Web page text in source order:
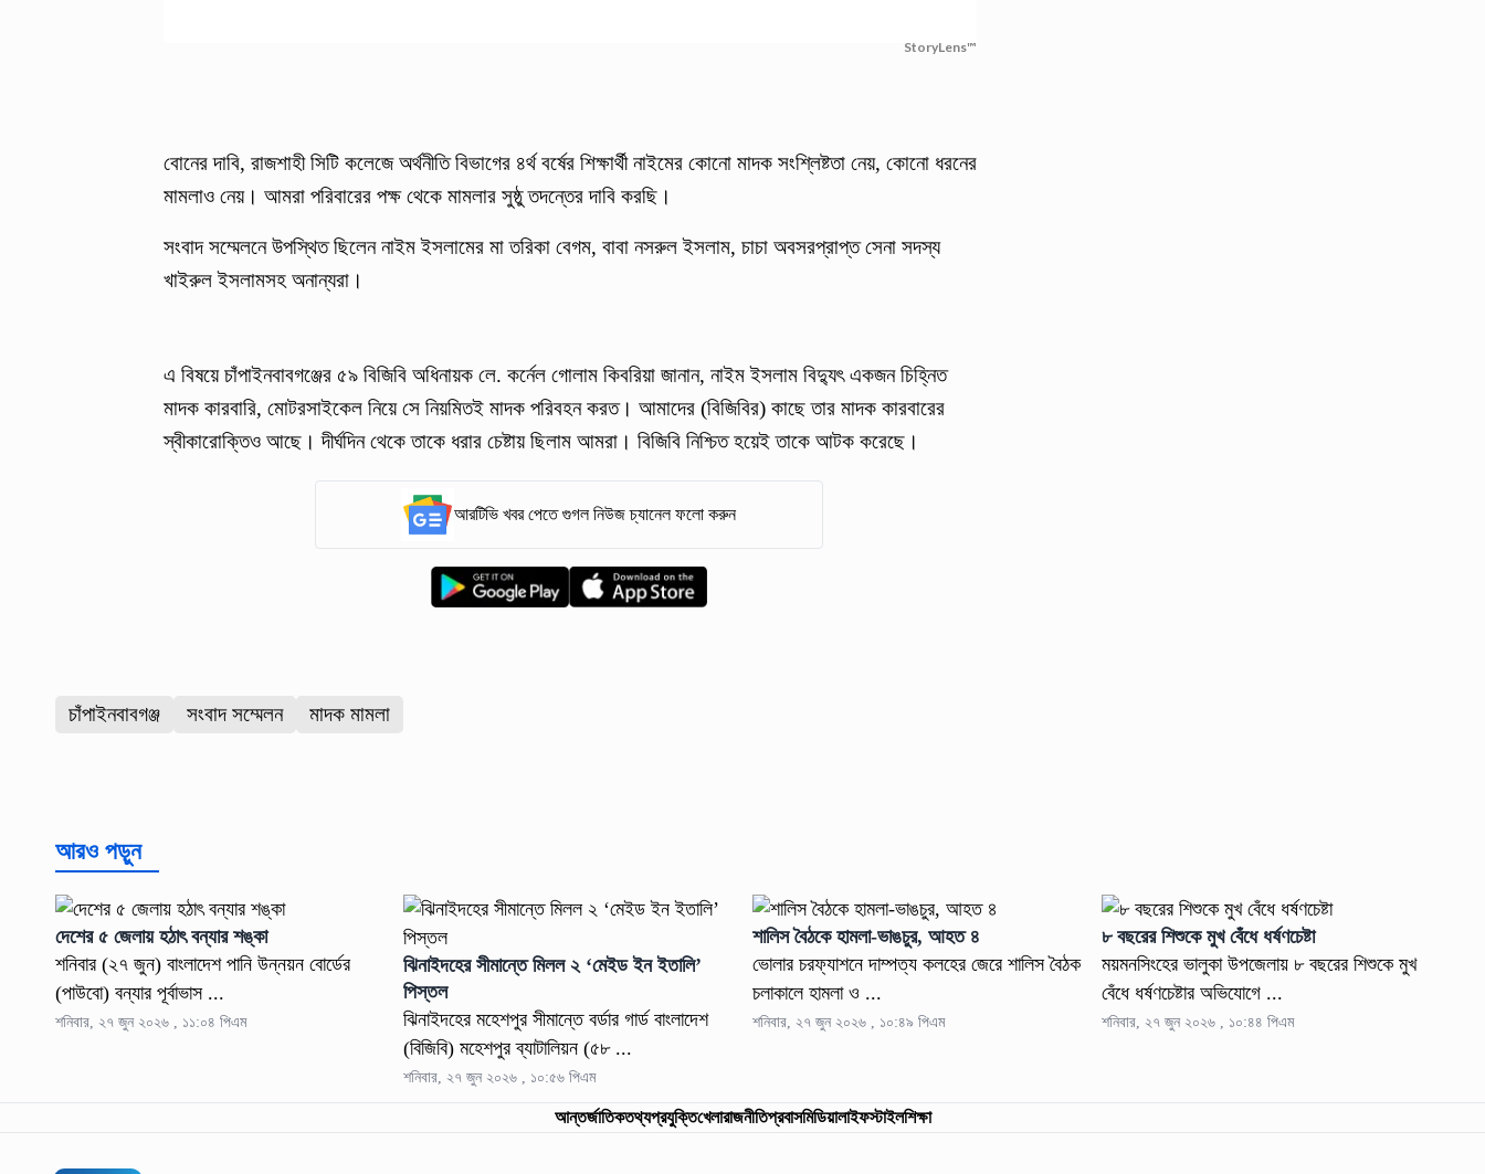
StoryLens™
বোনের দাবি, রাজশাহী সিটি কলেজে অর্থনীতি বিভাগের ৪র্থ বর্ষের শিক্ষার্থী নাইমের কোনো মাদক সংশ্লিষ্টতা নেয়, কোনো ধরনের
মামলাও নেয়। আমরা পরিবারের পক্ষ থেকে মামলার সুষ্ঠু তদন্তের দাবি করছি।
সংবাদ সম্মেলনে উপস্থিত ছিলেন নাইম ইসলামের মা তরিকা বেগম, বাবা নসরুল ইসলাম, চাচা অবসরপ্রাপ্ত সেনা সদস্য
খাইরুল ইসলামসহ অনান্যরা।
এ বিষয়ে চাঁপাইনবাবগঞ্জের ৫৯ বিজিবি অধিনায়ক লে. কর্নেল গোলাম কিবরিয়া জানান, নাইম ইসলাম বিদ্যুৎ একজন চিহ্নিত
মাদক কারবারি, মোটরসাইকেল নিয়ে সে নিয়মিতই মাদক পরিবহন করত। আমাদের (বিজিবির) কাছে তার মাদক কারবারের
স্বীকারোক্তিও আছে। দীর্ঘদিন থেকে তাকে ধরার চেষ্টায় ছিলাম আমরা। বিজিবি নিশ্চিত হয়েই তাকে আটক করেছে।
আরটিভি খবর পেতে গুগল নিউজ চ্যানেল ফলো করুন
চাঁপাইনবাবগঞ্জ সংবাদ সম্মেলন মাদক মামলা
আরও পড়ুন
দেশের ৫ জেলায় হঠাৎ বন্যার শঙ্কা
শনিবার (২৭ জুন) বাংলাদেশ পানি উন্নয়ন বোর্ডের
(পাউবো) বন্যার পূর্বাভাস ...
শনিবার, ২৭ জুন ২০২৬ , ১১:০৪ পিএম
ঝিনাইদহের সীমান্তে মিলল ২ ‘মেইড ইন ইতালি’
পিস্তল
ঝিনাইদহের মহেশপুর সীমান্তে বর্ডার গার্ড বাংলাদেশ
(বিজিবি) মহেশপুর ব্যাটালিয়ন (৫৮ ...
শনিবার, ২৭ জুন ২০২৬ , ১০:৫৬ পিএম
শালিস বৈঠকে হামলা-ভাঙচুর, আহত ৪
ভোলার চরফ্যাশনে দাম্পত্য কলহের জেরে শালিস বৈঠক
চলাকালে হামলা ও ...
শনিবার, ২৭ জুন ২০২৬ , ১০:৪৯ পিএম
৮ বছরের শিশুকে মুখ বেঁধে ধর্ষণচেষ্টা
ময়মনসিংহের ভালুকা উপজেলায় ৮ বছরের শিশুকে মুখ
বেঁধে ধর্ষণচেষ্টার অভিযোগে ...
শনিবার, ২৭ জুন ২০২৬ , ১০:৪৪ পিএম
আন্তর্জাতিকতথ্যপ্রযুক্তিখেলারাজনীতিপ্রবাসমিডিয়ালাইফস্টাইলশিক্ষা